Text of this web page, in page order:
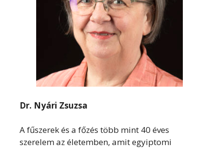
Dr. Nyári Zsuzsa
A fűszerek és a főzés több mint 40 éves
szerelem az életemben, amit egyiptomi